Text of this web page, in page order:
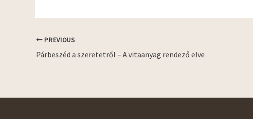
PREVIOUS
Párbeszéd a szeretetről – A vitaanyag rendező elve